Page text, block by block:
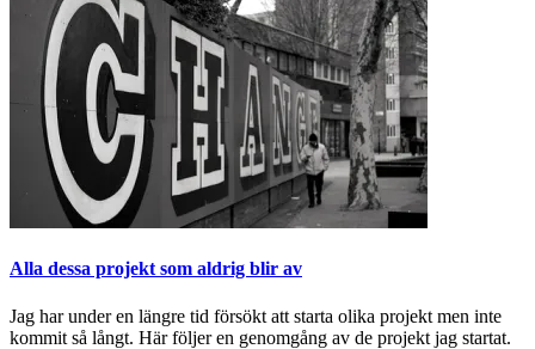
Alla dessa projekt som aldrig blir av
Jag har under en längre tid försökt att starta olika projekt men inte
kommit så långt. Här följer en genomgång av de projekt jag startat.